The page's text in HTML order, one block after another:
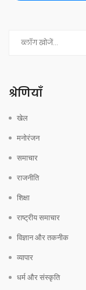
श्रेणियाँ
खेल
मनोरंजन
समाचार
राजनीति
शिक्षा
राष्ट्रीय समाचार
विज्ञान और तकनीक
व्यापार
धर्म और संस्कृति